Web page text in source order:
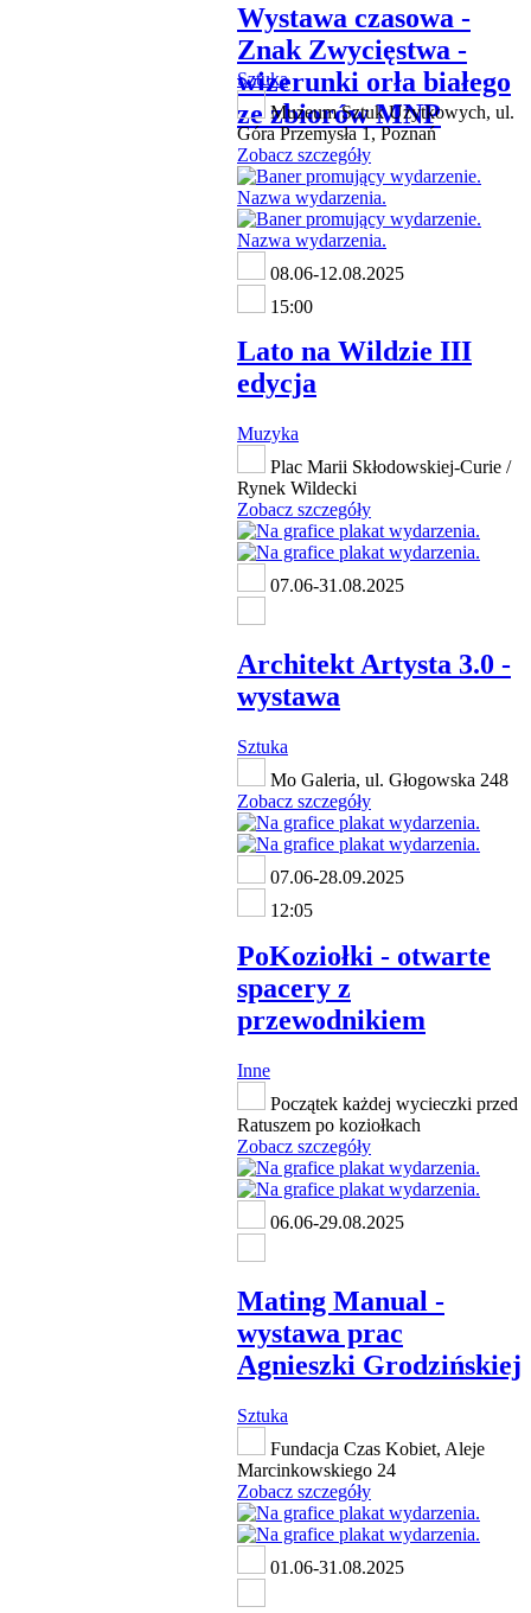
Wystawa czasowa -
Znak Zwycięstwa -
wizerunki orła białego
ze zbiorów MNP
Sztuka
Muzeum Sztuk Użytkowych, ul.
Góra Przemysła 1, Poznań
Zobacz szczegóły
08.06-12.08.2025
15:00
Lato na Wildzie III
edycja
Muzyka
Plac Marii Skłodowskiej-Curie /
Rynek Wildecki
Zobacz szczegóły
07.06-31.08.2025
Architekt Artysta 3.0 -
wystawa
Sztuka
Mo Galeria, ul. Głogowska 248
Zobacz szczegóły
07.06-28.09.2025
12:05
PoKoziołki - otwarte
spacery z
przewodnikiem
Inne
Początek każdej wycieczki przed
Ratuszem po koziołkach
Zobacz szczegóły
06.06-29.08.2025
Mating Manual -
wystawa prac
Agnieszki Grodzińskiej
Sztuka
Fundacja Czas Kobiet, Aleje
Marcinkowskiego 24
Zobacz szczegóły
01.06-31.08.2025